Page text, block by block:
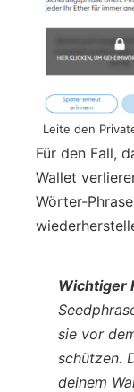
Leite den
Für den Fall,
Wallet
Wörter-
Wichtiger
sie vor
schützen.
deinem